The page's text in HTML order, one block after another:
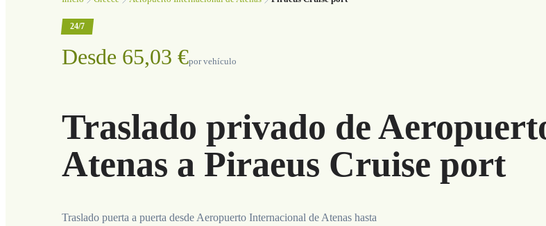
24/7
Desde 65,03 €por vehículo
Traslado privado de
Atenas a Piraeus Cruise port
Traslado puerta a puerta desde Aeropuerto Internacional de Atenas hasta